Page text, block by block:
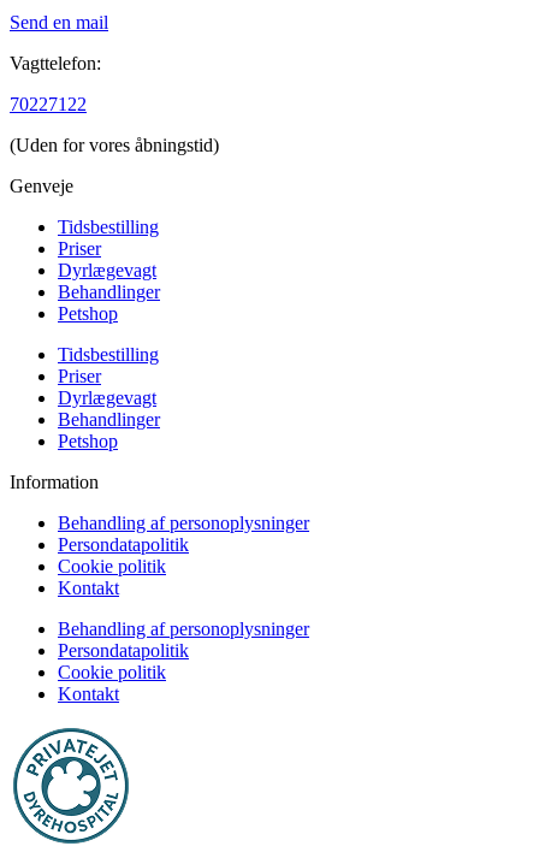
Send en mail
Vagttelefon:
70227122
(Uden for vores åbningstid)
Genveje
Tidsbestilling
Priser
Dyrlægevagt
Behandlinger
Petshop
Tidsbestilling
Priser
Dyrlægevagt
Behandlinger
Petshop
Information
Behandling af personoplysninger
Persondatapolitik
Cookie politik
Kontakt
Behandling af personoplysninger
Persondatapolitik
Cookie politik
Kontakt